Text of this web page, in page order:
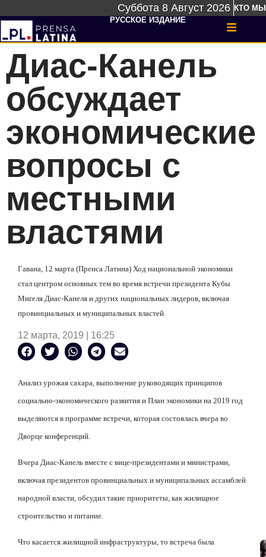
Суббота 8 Август 2026 КТО МЫ
РУССКОЕ ИЗДАНИЕ
Диас-Канель
обсуждает
экономические
вопросы с
местными
властями
Гавана, 12 марта (Пренса Латина) Ход национальной экономики
стал центром основных тем во время встречи президента Кубы
Мигеля Диас-Канеля и других национальных лидеров, включая
провинциальных и муниципальных властей.
12 марта, 2019 | 16:25
Анализ урожая сахара, выполнение руководящих принципов
социально-экономического развития и План экономики на 2019 год
выделяются в программе встречи, которая состоялась вчера во
Дворце конференций.
Вчера Диас-Канель вместе с вице-президентами и министрами,
включая президентов провинциальных и муниципальных ассамблей
народной власти, обсудил такие приоритеты, как жилищное
строительство и питание.
Что касается жилищной инфраструктуры, то встреча была